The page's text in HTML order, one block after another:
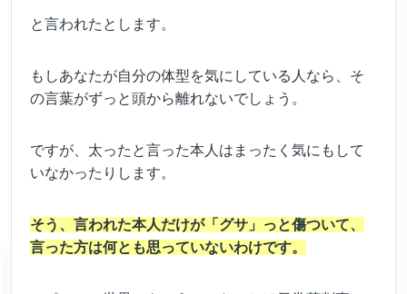
と言われたとします。
もしあなたが自分の体型を気にしている人なら、そ
の言葉がずっと頭から離れないでしょう。
ですが、太ったと言った本人はまったく気にもして
いなかったりします。
そう、言われた本人だけが「グサ」っと傷ついて、
言った方は何とも思っていないわけです。